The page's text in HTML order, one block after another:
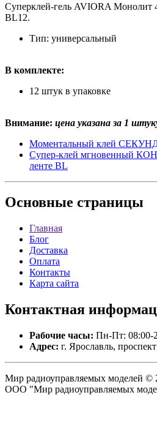
Суперклей-гель AVIORA Монолит
BL12.
Тип: универсальный
В комплекте:
12 штук в упаковке
Внимание: цена указана за 1
Моментальный клей
Супер-клей мгновенный
ленте BL
Основные страницы
Главная
Блог
Доставка
Оплата
Контакты
Карта сайта
Контактная
Рабочие часы: Пн-Пт: 08:00-
Адрес: г. Ярославль,
Мир радиоуправляемых моделей ©
ООО "Мир радиоуправляемых